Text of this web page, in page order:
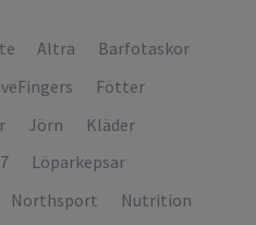
Altra
Barfotaskor
Fötter
Jörn
Kläder
Löparkepsar
Northsport
Nutrition